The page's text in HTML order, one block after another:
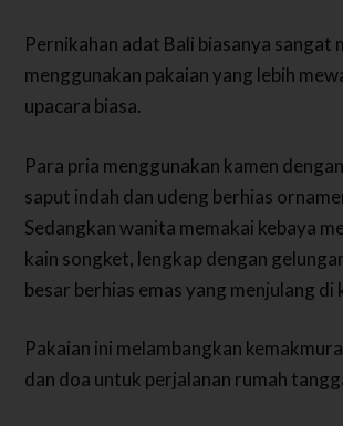
Pernikahan adat Bali biasanya sangat
menggunakan pakaian yang lebih
upacara biasa.
Para pria menggunakan kamen
saput indah dan udeng berhias
Sedangkan wanita memakai kebaya
kain songket, lengkap dengan
besar berhias emas yang menjulang di
Pakaian ini melambangkan
dan doa untuk perjalanan rumah